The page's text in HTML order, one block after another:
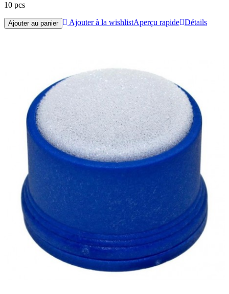
10 pcs
Ajouter au panier Ajouter à la wishlistAperçu rapide Détails